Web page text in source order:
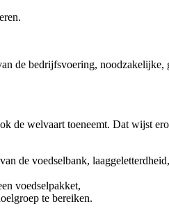
de bedrijfsvoering,
de welvaart toeneemt. Dat wijst
de voedselbank,
voedselpakket,
te bereiken.